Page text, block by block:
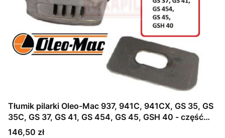
Tłumik pilarki Oleo-Mac 937, 941C, 941CX, GS 35, GS
35C, GS 37, GS 41, GS 454, GS 45, GSH 40 - część
ORYGINALNA !
Cena
146,50 zł